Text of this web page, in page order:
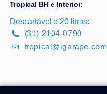
Tropical BH e Interior:
Descartável e 20 litros:
(31) 2104-0790
tropical@igarape.com